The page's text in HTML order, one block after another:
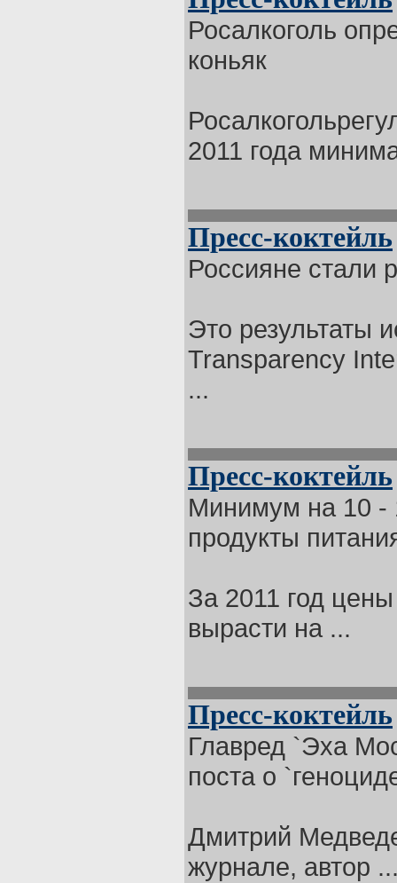
Росалкоголь
коньяк
2011 года
Пресс-коктейль
Россияне стали
Это результаты
Transparency
...
Пресс-коктейль
Минимум на 10 -
продукты
За 2011 год
вырасти на ...
Пресс-коктейль
Главред `Эха
поста о
Дмитрий
журнале, автор